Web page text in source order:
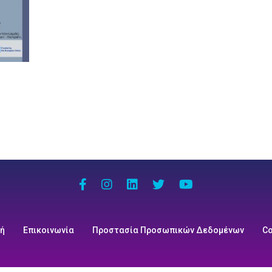
Επικοινωνία Προστασία Προσωπικών Δεδομένων